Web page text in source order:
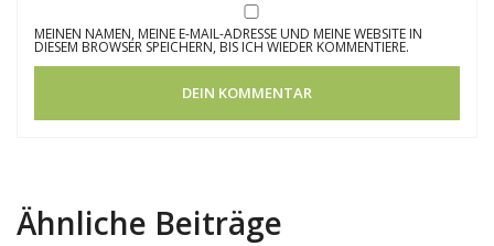
MEINEN NAMEN, MEINE E-MAIL-ADRESSE UND MEINE WEBSITE IN
DIESEM BROWSER SPEICHERN, BIS ICH WIEDER KOMMENTIERE.
Ähnliche Beiträge